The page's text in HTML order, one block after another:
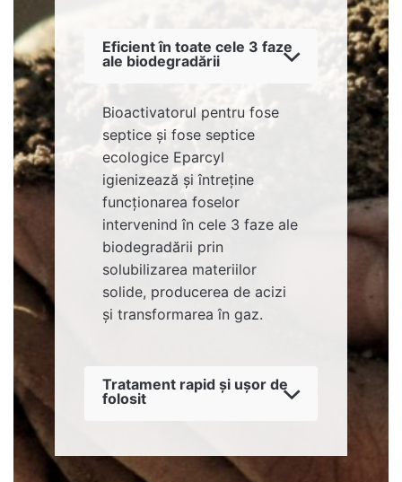
Eficient în toate cele 3 faze
ale biodegradării
Bioactivatorul pentru fose
septice şi fose septice
ecologice Eparcyl
igienizează şi întreţine
funcţionarea foselor
intervenind în cele 3 faze ale
biodegradării prin
solubilizarea materiilor
solide, producerea de acizi
și transformarea în gaz.
Tratament rapid și ușor de
folosit
soluţie de tratament pentru